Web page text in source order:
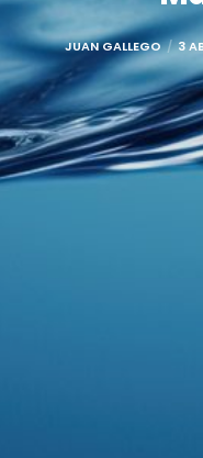
JUAN GALLEGO 3